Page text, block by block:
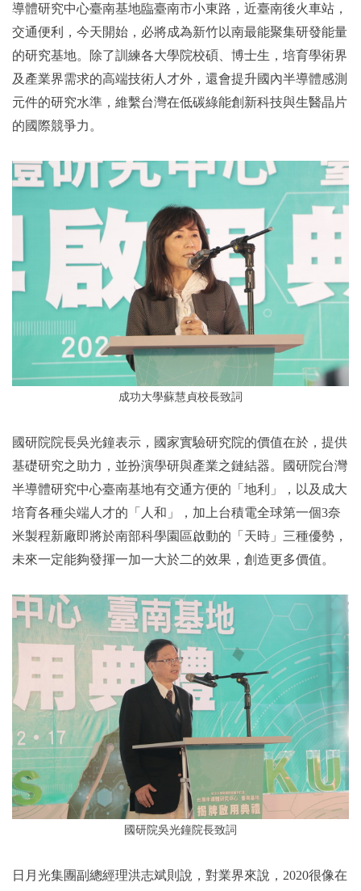
導體研究中心臺南基地臨臺南市小東路，近臺南後火車站，
交通便利，今天開始，必將成為新竹以南最能聚集研發能量
的研究基地。除了訓練各大學院校碩、博士生，培育學術界
及產業界需求的高端技術人才外，還會提升國內半導體感測
元件的研究水準，維繫台灣在低碳綠能創新科技與生醫晶片
的國際競爭力。
成功大學蘇慧貞校長致詞
國研院院長吳光鐘表示，國家實驗研究院的價值在於，提供
基礎研究之助力，並扮演學研與產業之鏈結器。國研院台灣
半導體研究中心臺南基地有交通方便的「地利」，以及成大
培育各種尖端人才的「人和」，加上台積電全球第一個3奈
米製程新廠即將於南部科學園區啟動的「天時」三種優勢，
未來一定能夠發揮一加一大於二的效果，創造更多價值。
國研院吳光鐘院長致詞
日月光集團副總經理洪志斌則說，對業界來說，2020很像在